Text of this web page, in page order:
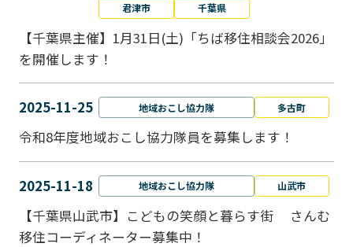
君津市
千葉県
【千葉県主催】1月31日(土)「ちば移住相談会2026」
を開催します！
2025-11-25 地域おこし協力隊 多古町
令和8年度地域おこし協力隊員を募集します！
2025-11-18 地域おこし協力隊 山武市
【千葉県山武市】こどもの笑顔と暮らす街 さんむ
移住コーディネーター募集中！